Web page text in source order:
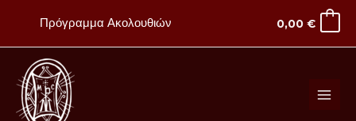
περιεχόμενο
Πρόγραμμα Ακολουθιών 0,00 €